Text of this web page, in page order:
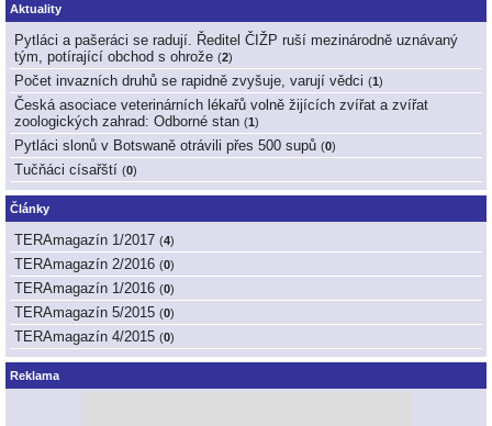
Aktuality
Pytláci a pašeráci se radují. Ředitel ČIŽP ruší mezinárodně uznávaný
tým, potírající obchod s ohrože (2)
Počet invazních druhů se rapidně zvyšuje, varují vědci (1)
Česká asociace veterinárních lékařů volně žijících zvířat a zvířat
zoologických zahrad: Odborné stan (1)
Pytláci slonů v Botswaně otrávili přes 500 supů (0)
Tučňáci císařští (0)
Články
TERAmagazín 1/2017 (4)
TERAmagazín 2/2016 (0)
TERAmagazín 1/2016 (0)
TERAmagazín 5/2015 (0)
TERAmagazín 4/2015 (0)
Reklama